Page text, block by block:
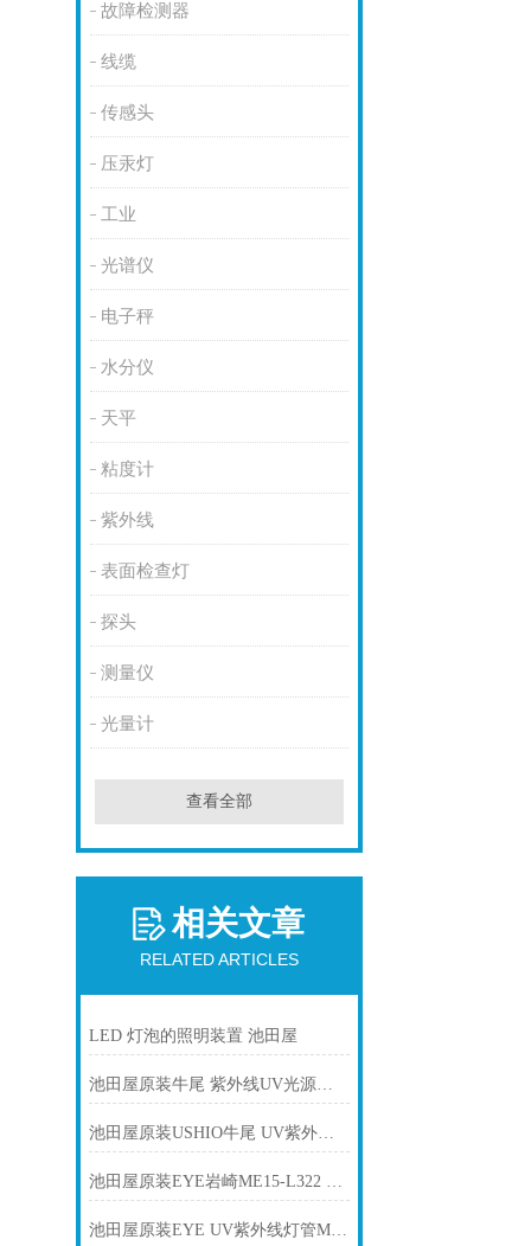
故障检测器
线缆
传感头
压汞灯
工业
光谱仪
电子秤
水分仪
天平
粘度计
紫外线
表面检查灯
探头
测量仪
光量计
查看全部
相关文章
RELATED ARTICLES
LED 灯泡的照明装置 池田屋
池田屋原装牛尾 紫外线UV光源灯管 UXL-150MO产品介绍技术参数
池田屋原装USHIO牛尾 UV紫外线固化灯管 UVL-800-01产品介绍技术参数
池田屋原装EYE岩崎ME15-L322 卤素灯产品介绍技术参数
池田屋原装EYE UV紫外线灯管M06-L41产品介绍技术参数